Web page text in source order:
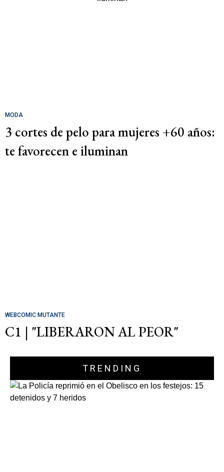
MODA
3 cortes de pelo para mujeres +60 años:
te favorecen e iluminan
WEBCOMIC MUTANTE
C1 | "LIBERARON AL PEOR"
TRENDING